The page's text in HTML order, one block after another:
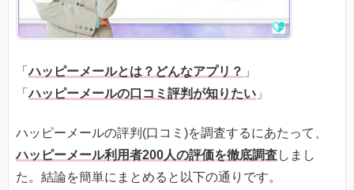
「ハッピーメールとは？どんなアプリ？ 」
「ハッピーメールの口コミ評判が知りたい 」
ハッピーメールの評判(口コミ)を調査するにあたって、
ハッピーメール利用者200人の評価を徹底調査しまし
た。結論を簡単にまとめると以下の通りです。